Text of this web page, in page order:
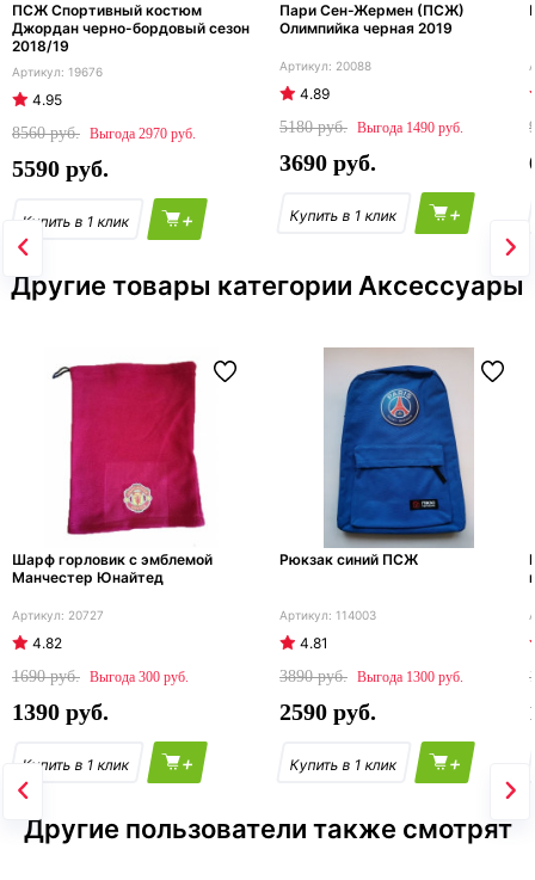
ПСЖ Спортивный костюм
Джордан черно-бордовый сезон
2018/19
19676
4.95
8560
2970
5590
+
Пари Сен-Жермен (ПСЖ)
Олимпийка черная 2019
20088
4.89
5180
1490
3690
+
Другие товары категории Аксессуары
Шарф горловик с эмблемой
Манчестер Юнайтед
20727
4.82
1690
300
1390
+
Рюкзак синий ПСЖ
114003
4.81
3890
1300
2590
+
Другие пользователи также смотрят